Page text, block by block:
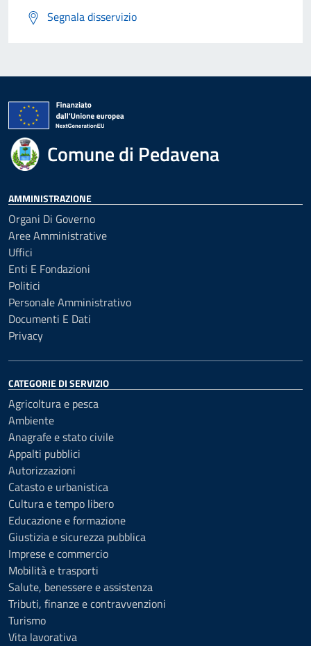
Segnala disservizio
Comune di Pedavena
AMMINISTRAZIONE
Organi Di Governo
Aree Amministrative
Uffici
Enti E Fondazioni
Politici
Personale Amministrativo
Documenti E Dati
Privacy
CATEGORIE DI SERVIZIO
Agricoltura e pesca
Ambiente
Anagrafe e stato civile
Appalti pubblici
Autorizzazioni
Catasto e urbanistica
Cultura e tempo libero
Educazione e formazione
Giustizia e sicurezza pubblica
Imprese e commercio
Mobilità e trasporti
Salute, benessere e assistenza
Tributi, finanze e contravvenzioni
Turismo
Vita lavorativa